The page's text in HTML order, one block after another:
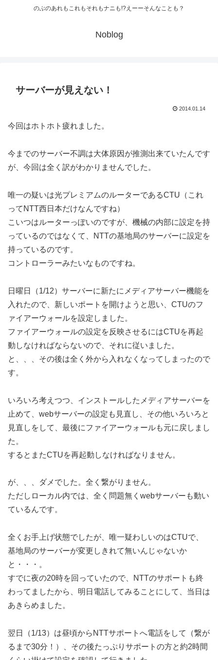
のぶのあれもこれもそれもナニも!?えーーそんなことも？
Noblog
サーバーが見えない！
2014.01.14
今回はホトホト疲れました。
今までのサーバー不調は大体原因が推測出来ていたんです
が、今回は全く訳がわかりませんでした。
唯一の疑いは光プレミアムのルーターであるCTU（これ
ってNTT西日本だけなんですね）
こいつはルーターっぽいのですが、機械の内部に設定を持
っているのではなくて、NTTの基地局のサーバーに設定を
持っているのです。
コントローラーみたいなものですね。
日曜日（1/12）サーバーに新たにメディアサーバー機能を
入れたので、新しいポートを開けようと思い、CTUのフ
ァイアーウォールを設定しました。
ファイアーウォールの設定を反映させるにはCTUを再起
動しなければならないので、それに従いました。
と、、、その後は全く外から入れなくなってしまったので
す。
いろいろ考えつつ、インストールしたメディアサーバーを
止めて、webサーバーの設定も見直し、その他いろいろと
見直しをして、最後にファイアーウォールも元に戻しまし
た。
するとまたCTUを再起動しなければなりません。
が、、、ダメでした。全く繋がりません。
ただしローカル内では、全く問題無くwebサーバーも動い
ているんです。
全くお手上げ状態でしたが、唯一疑わしいのはCTUで、
基地局のサーバーが変更しきれて無いんじゃないか
と・・・。
すでに夜の20時を回っていたので、NTTのサポートも終
わってましたから、明日電話してみることにして、当日は
あきらめました。
翌日（1/13）は昼頃からNTTサポートへ電話をして（繋が
るまで30分！）、その後たっぷりサポートの方と約2時間